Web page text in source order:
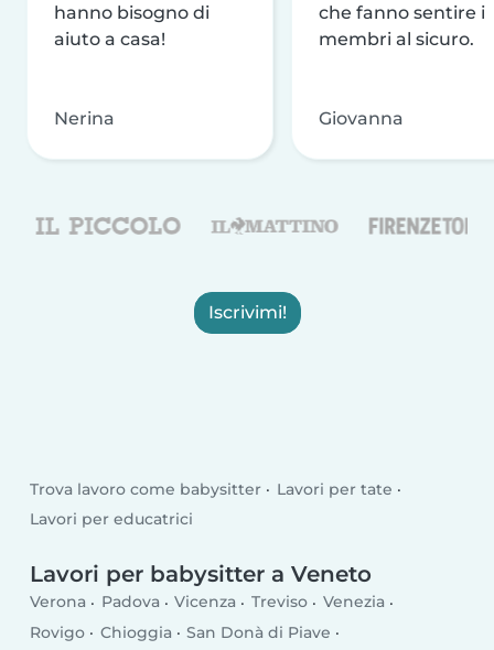
hanno bisogno di
aiuto a casa!
Nerina
che fanno sentire i
membri al sicuro.
Giovanna
Iscrivimi!
Trova lavoro come babysitter
Lavori per tate
Lavori per educatrici
Lavori per babysitter a Veneto
Verona Padova Vicenza Treviso
Venezia
Rovigo
Chioggia
San Donà di Piave